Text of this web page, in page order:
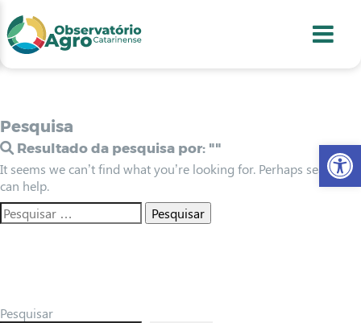
2
3
4
Pesquisa
Resultado da pesquisa por: ""
It seems we can’t find what you’re looking for. Perhaps searching
can help.
Pesquisar